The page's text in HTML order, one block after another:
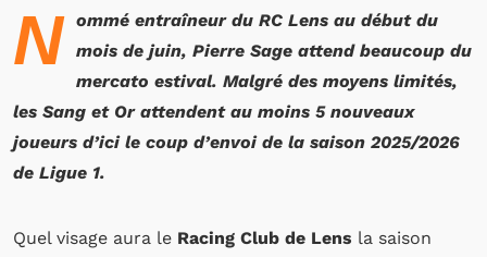
N
ommé entraîneur du RC Lens au début du
mois de juin, Pierre Sage attend beaucoup du
mercato estival. Malgré des moyens limités,
les Sang et Or attendent au moins 5 nouveaux
joueurs d’ici le coup d’envoi de la saison 2025/2026
de Ligue 1.
Quel visage aura le Racing Club de Lens la saison